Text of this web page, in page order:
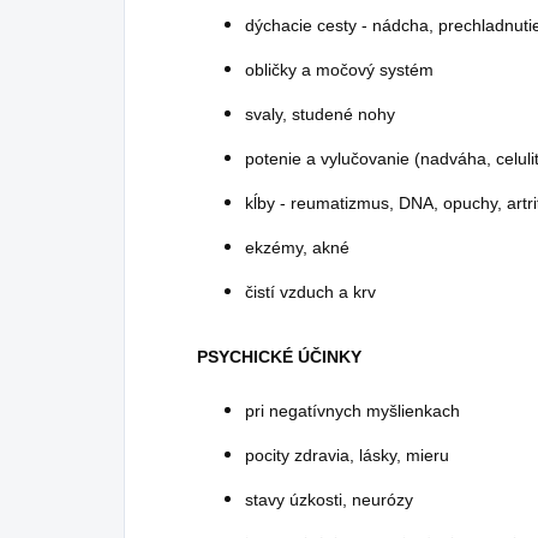
dýchacie cesty - nádcha,
obličky a močový systém
svaly, studené nohy
potenie a vylučovanie (nadváha,
kĺby - reumatizmus, DNA, opuchy,
ekzémy, akné
čistí vzduch a krv
PSYCHICKÉ ÚČINKY
pri negatívnych myšlienkach
pocity zdravia, lásky, mieru
stavy úzkosti, neurózy